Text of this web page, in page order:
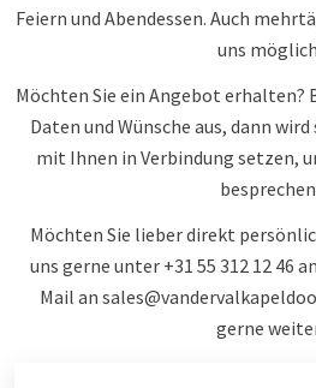
Feiern und Abendessen. Auch
uns
Möchten Sie ein Angebot
Daten und Wünsche aus, dann
mit Ihnen in Verbindung setzen,
Möchten Sie lieber direkt
uns gerne unter +31 55 312 12 46
Mail an
gerne